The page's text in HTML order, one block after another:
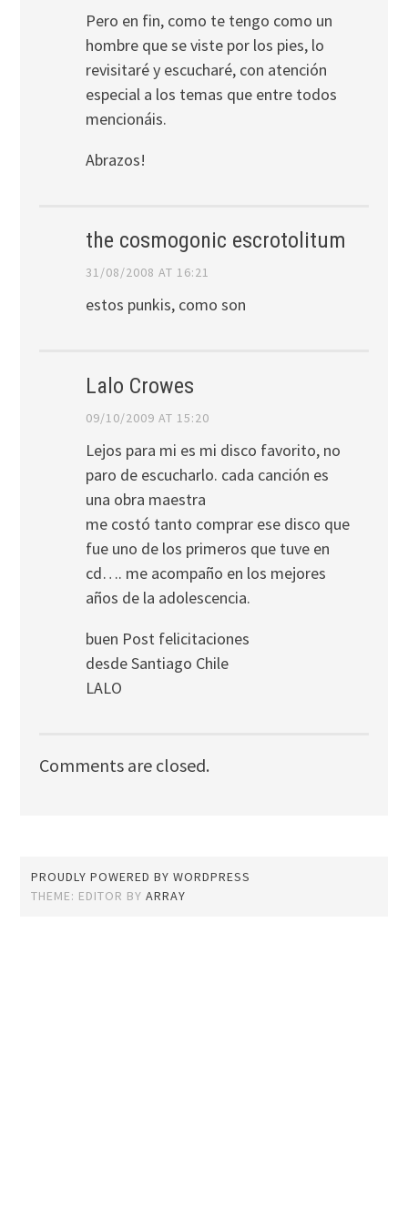
Pero en fin, como te tengo como un
hombre que se viste por los pies, lo
revisitaré y escucharé, con atención
especial a los temas que entre todos
mencionáis.
Abrazos!
the cosmogonic escrotolitum
31/08/2008 AT 16:21
estos punkis, como son
Lalo Crowes
09/10/2009 AT 15:20
Lejos para mi es mi disco favorito, no
paro de escucharlo. cada canción es
una obra maestra
me costó tanto comprar ese disco que
fue uno de los primeros que tuve en
cd…. me acompaño en los mejores
años de la adolescencia.
buen Post felicitaciones
desde Santiago Chile
LALO
Comments are closed.
PROUDLY POWERED BY WORDPRESS
THEME: EDITOR BYARRAY